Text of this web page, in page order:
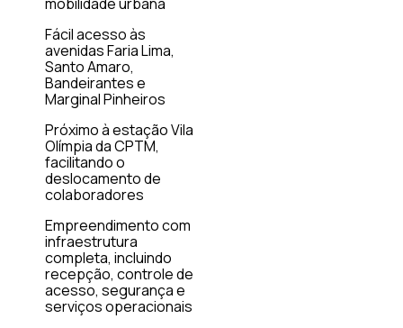
Fácil acesso às
avenidas Faria Lima,
Santo Amaro,
Bandeirantes e
Marginal Pinheiros
Próximo à estação Vila
Olímpia da CPTM,
facilitando o
deslocamento de
colaboradores
Empreendimento com
infraestrutura
completa, incluindo
recepção, controle de
acesso, segurança e
serviços operacionais